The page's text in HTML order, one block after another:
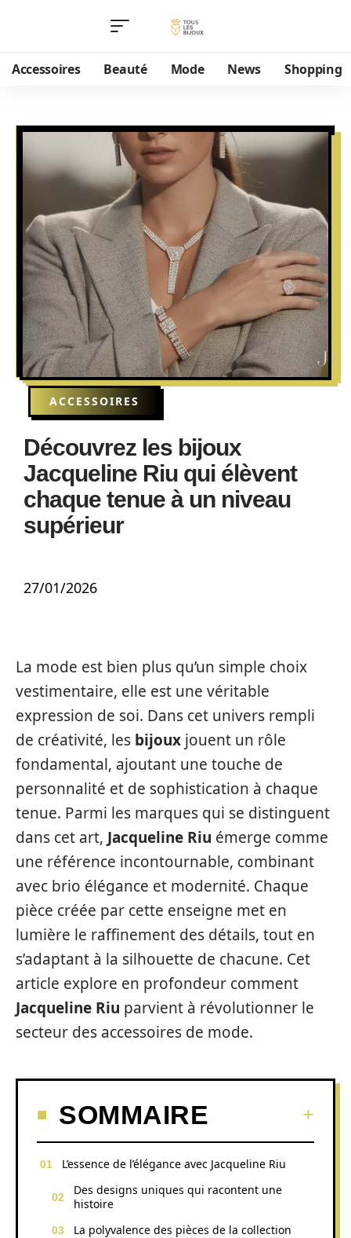
Accessoires Beauté Mode News Shopping
ACCESSOIRES
Découvrez les bijoux
Jacqueline Riu qui élèvent
chaque tenue à un niveau
supérieur
27/01/2026
La mode est bien plus qu’un simple choix
vestimentaire, elle est une véritable
expression de soi. Dans cet univers rempli
de créativité, les bijoux jouent un rôle
fondamental, ajoutant une touche de
personnalité et de sophistication à chaque
tenue. Parmi les marques qui se distinguent
dans cet art, Jacqueline Riu émerge comme
une référence incontournable, combinant
avec brio élégance et modernité. Chaque
pièce créée par cette enseigne met en
lumière le raffinement des détails, tout en
s’adaptant à la silhouette de chacune. Cet
article explore en profondeur comment
Jacqueline Riu parvient à révolutionner le
secteur des accessoires de mode.
SOMMAIRE
L’essence de l’élégance avec Jacqueline Riu
Des designs uniques qui racontent une
histoire
La polyvalence des pièces de la collection